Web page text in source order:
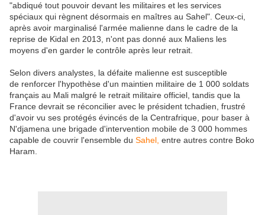
"abdiqué tout pouvoir devant les militaires et les services
spéciaux qui règnent désormais en maîtres au Sahel". Ceux-ci,
après avoir marginalisé l'armée malienne dans le cadre de la
reprise de Kidal en 2013, n'ont pas donné aux Maliens les
moyens d'en garder le contrôle après leur retrait.
Selon divers analystes, la défaite malienne est susceptible
de renforcer l'hypothèse d'un maintien militaire de 1 000 soldats
français au Mali malgré le retrait militaire officiel, tandis que la
France devrait se réconcilier avec le président tchadien, frustré
d'avoir vu ses protégés évincés de la Centrafrique, pour baser à
N'djamena une brigade d'intervention mobile de 3 000 hommes
capable de couvrir l'ensemble du Sahel, entre autres contre Boko
Haram.